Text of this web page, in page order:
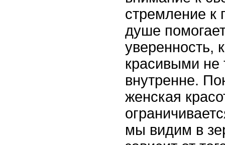
стремление к
душе
уверенность,
красивыми не
внутренне.
женская
мы видим в